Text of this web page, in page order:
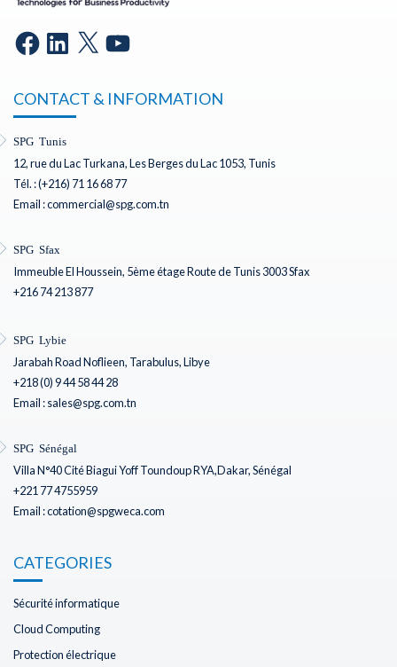
CONTACT & INFORMATION
SPG Tunis
12, rue du Lac Turkana, Les Berges du Lac 1053, Tunis
Tél. : (+216) 71 16 68 77
Email : commercial@spg.com.tn
SPG Sfax
Immeuble El Houssein, 5ème étage Route de Tunis 3003 Sfax
+216 74 213 877
SPG Lybie
Jarabah Road Noflieen, Tarabulus, Libye
+218 (0) 9 44 58 44 28
Email : sales@spg.com.tn
SPG Sénégal
Villa N°40 Cité Biagui Yoff Toundoup RYA,Dakar, Sénégal
+221 77 4755959
Email : cotation@spgweca.com
CATEGORIES
Sécurité informatique
Cloud Computing
Protection électrique